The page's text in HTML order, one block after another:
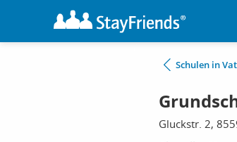
Schulen in
Gluckstr. 2,